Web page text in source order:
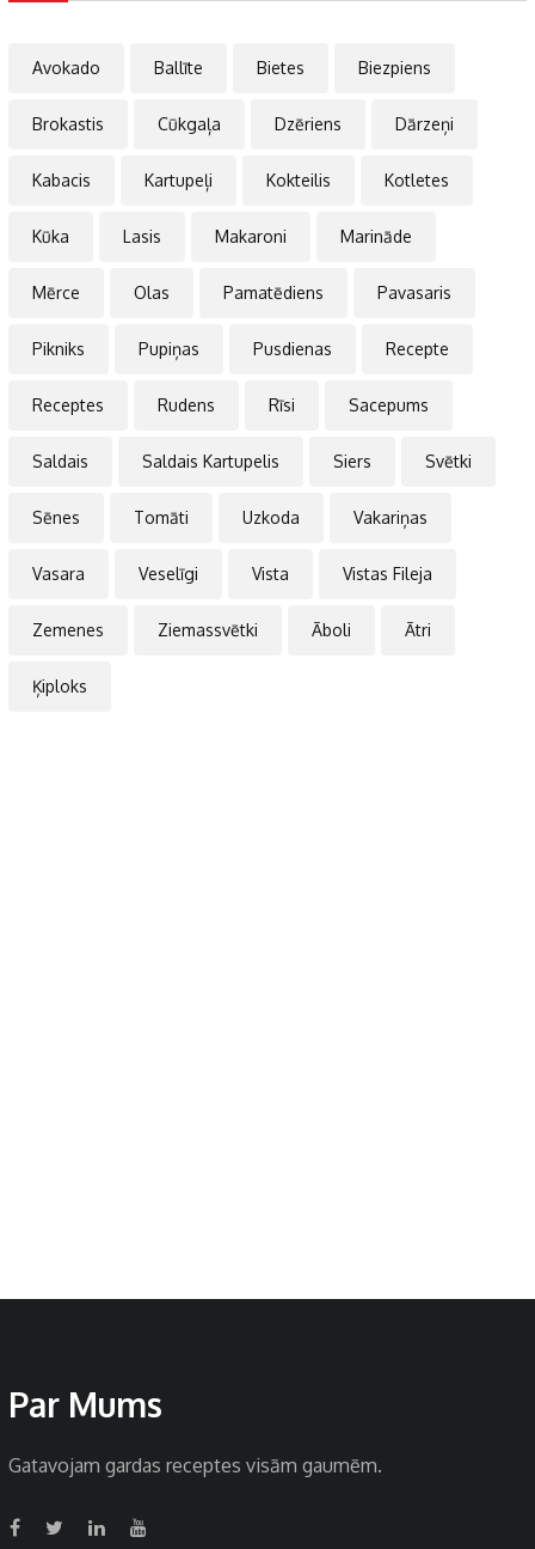
Avokado Ballīte Bietes Biezpiens
Brokastis Cūkgaļa Dzēriens Dārzeņi
Kabacis Kartupeļi Kokteilis Kotletes
Kūka Lasis Makaroni Marināde
Mērce Olas Pamatēdiens Pavasaris
Pikniks Pupiņas Pusdienas Recepte
Receptes Rudens Rīsi Sacepums
Saldais Saldais Kartupelis Siers Svētki
Sēnes Tomāti Uzkoda Vakariņas
Vasara Veselīgi Vista Vistas Fileja
Zemenes Ziemassvētki Āboli Ātri
Ķiploks
Par Mums
Gatavojam gardas receptes visām gaumēm.